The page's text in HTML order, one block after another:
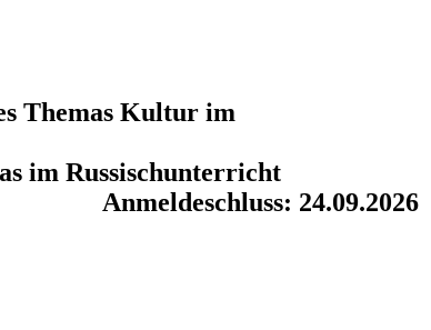
Themas Kultur im
im Russischunterricht
Anmeldeschluss: 24.09.2026